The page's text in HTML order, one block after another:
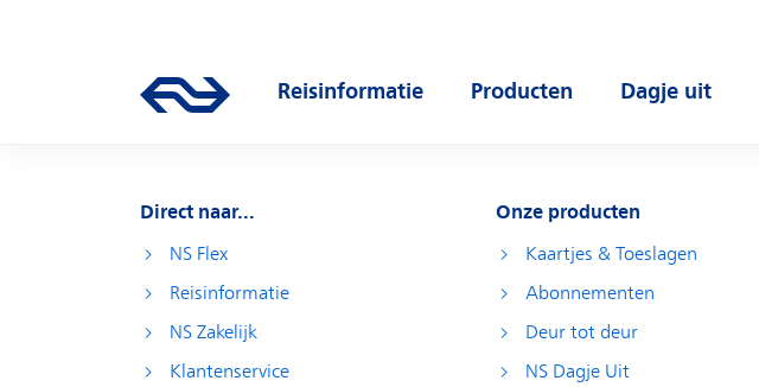
Ga naar de homepage van ns.nl
Reisinformatie
Producten
Dagje uit
Direct naar...
NS Flex
Reisinformatie
NS Zakelijk
Klantenservice
Onze producten
Kaartjes & Toeslagen
Abonnementen
Deur tot deur
NS Dagje Uit